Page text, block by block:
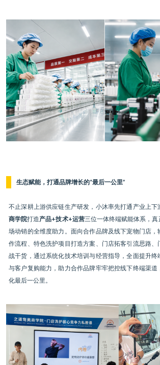
生态赋能，打通品牌增长的“最后一公里”
不止深耕上游供应链生产研发，小沐率先打通产业上下
商学院打造产品+技术+运营三位一体终端赋能体系，
场动销的全维度助力。面向合作品牌及线下宠物门店
作流程、特色洗护项目打造方案、门店拓客引流思路
战干货，通过系统化技术培训与经营指导，全面提升终
与客户复购能力，助力合作品牌牢牢把控线下终端渠
化最后一公里。